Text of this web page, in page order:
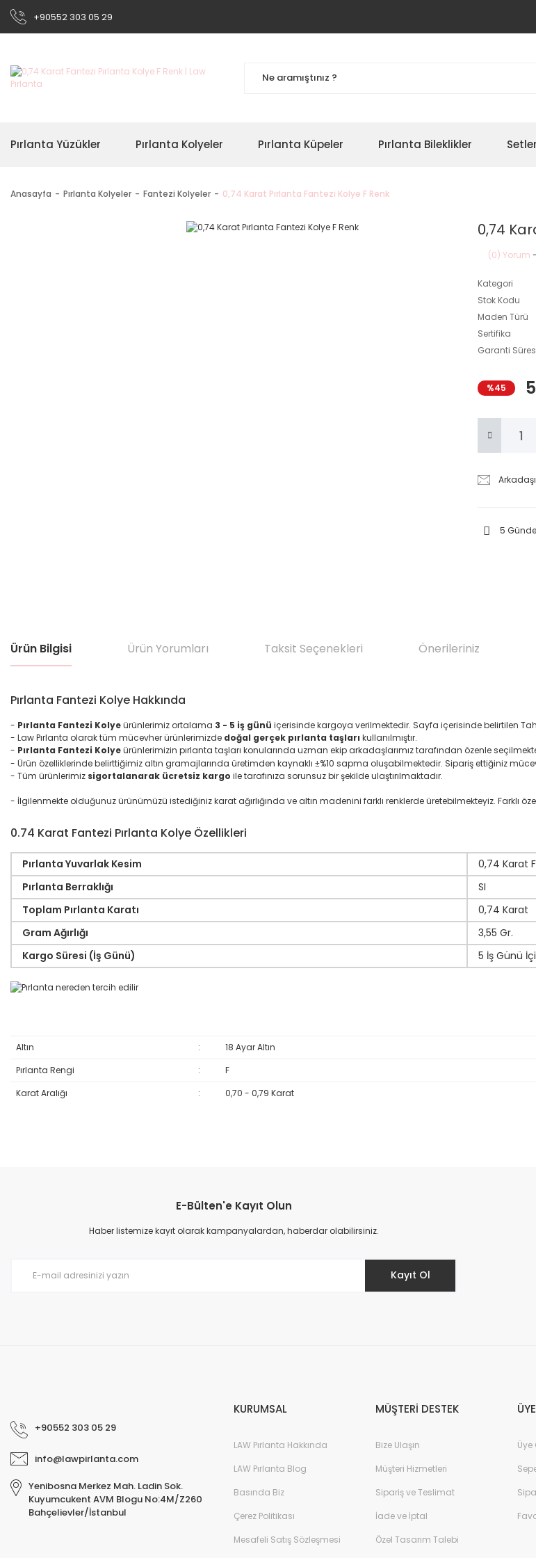
+90552 303 05 29
Pırlanta Yüzükler Pırlanta Kolyeler Pırlanta Küpeler Pırlanta Bileklikler Setler
Anasayfa Pırlanta Kolyeler Fantezi Kolyeler 0,74 Karat Pırlanta Fantezi Kolye F Renk
0,74
(0) Yorum
Kategori
Stok Kodu
Maden Türü
Sertifika
Garanti
%45
5
Ürün Bilgisi Ürün Yorumları Taksit Seçenekleri Önerileriniz
Pırlanta Fantezi Kolye Hakkında
- Pırlanta Fantezi Kolyeürünlerimiz ortalama 3 - 5 iş günü içerisinde kargoya verilmektedir. Sayfa içerisinde belirtilen
- Law Pırlanta olarak tüm mücevher ürünlerimizde doğal gerçek pırlanta taşları kullanılmıştır.
- Pırlanta Fantezi Kolyeürünlerimizin pırlanta taşları konularında uzman ekip arkadaşlarımız tarafından özenle
- Ürün özelliklerinde belirttiğimiz altın gramajlarında üretimden kaynaklı ±%10 sapma oluşabilmektedir. Sipariş ettiğiniz
- Tüm ürünlerimiz sigortalanarak ücretsiz kargo ile tarafınıza sorunsuz bir şekilde ulaştırılmaktadır.
- İlgilenmekte olduğunuz ürünümüzü istediğiniz karat ağırlığında ve altın madenini farklı renklerde üretebilmekteyiz. Farklı
0.74 Karat Fantezi Pırlanta Kolye Özellikleri
Pırlanta Yuvarlak Kesim
0,74 Karat
Pırlanta Berraklığı
SI
Toplam Pırlanta Karatı
0,74 Karat
Gram Ağırlığı
3,55 Gr.
Kargo Süresi (İş Günü)
5 İş Günü
Altın :
18 Ayar Altın
Pırlanta Rengi
:
F
Karat Aralığı
: 0,70 - 0,79 Karat
Ürün resmi kalitesiz, bozuk veya görüntülenemiyor.
Ürün açıklamasında eksik bilgiler bulunuyor.
E-Bülten'e Kayıt Olun
Haber listemize kayıt olarak kampanyalardan, haberdar olabilirsiniz.
Kayıt Ol
+90552 303 05 29
info@lawpirlanta.com
Yenibosna Merkez Mah. Ladin Sok.
Kuyumcukent AVM Blogu No:4M/Z260
Bahçelievler/İstanbul
KURUMSAL
LAW Pırlanta Hakkında
LAW Pırlanta Blog
Basında Biz
Çerez Politikası
Mesafeli Satış Sözleşmesi
MÜŞTERİ DESTEK
Bize Ulaşın
Müşteri Hizmetleri
Sipariş ve Teslimat
İade ve İptal
Özel Tasarım Talebi
Üye